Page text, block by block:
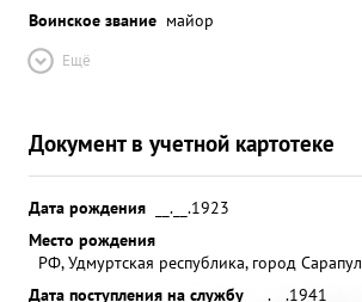
Воинское звание майор
Ещё
Документ в учетной картотеке
Дата рождения
__.__.1923
Место рождения
РФ, Удмуртская республика, город Сарапул
Дата поступления на службу
__.__.1941